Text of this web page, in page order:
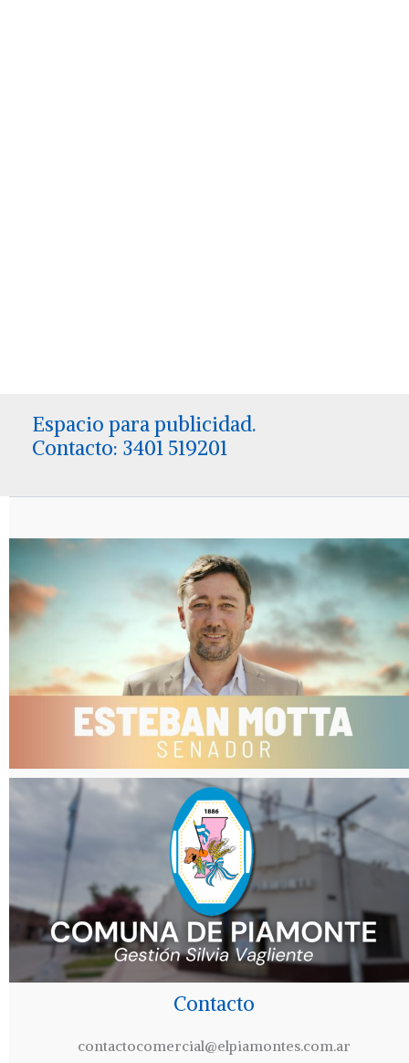
Espacio para publicidad.
Contacto: 3401 519201
Contacto
contactocomercial@elpiamontes.com.ar